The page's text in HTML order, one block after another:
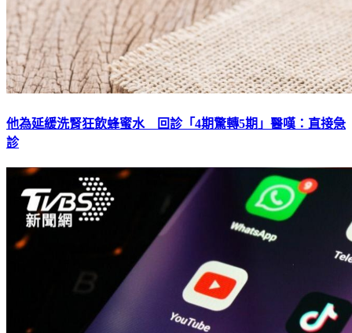
他為延緩洗腎狂飲蜂蜜水 回診「4期驚轉5期」醫嘆：直接急